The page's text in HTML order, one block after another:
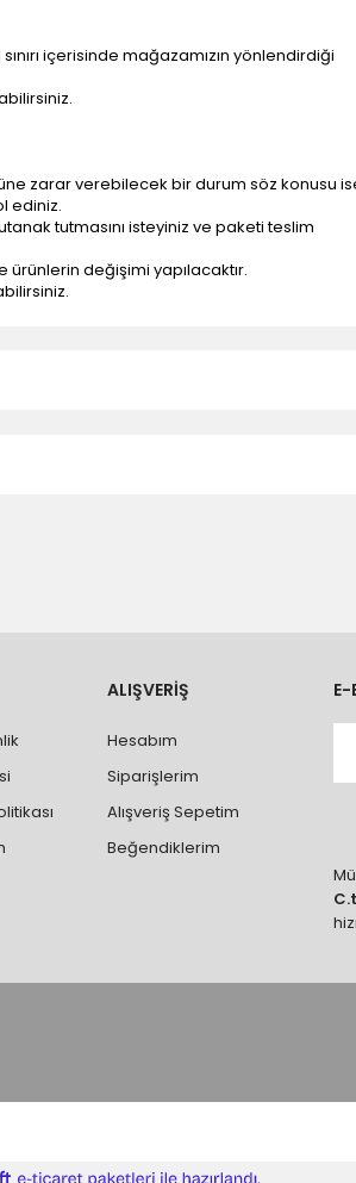
içerisinde mağazamızın yönlendirdiği
zarar verebilecek bir durum söz konusu
ediniz.
tutmasını isteyiniz ve paketi teslim
ürünlerin değişimi yapılacaktır.
siparişler iade alınmaz veya
önce ürünlerin montajını yapacak
ALIŞVERİŞ
Hesabım
Siparişlerim
Alışveriş Sepetim
Beğendiklerim
E-
ideasoft e-